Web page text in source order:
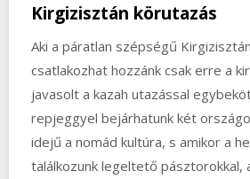
Kirgizisztán körutazás
Aki a páratlan szépségű
csatlakozhat hozzánk csak erre a
javasolt a kazah utazással
repjeggyel bejárhatunk két
idejű a nomád kultúra, s amikor a
találkozunk legeltető pásztorokkal,